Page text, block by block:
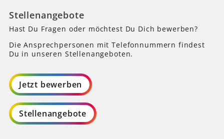
Stellenangebote
Hast Du Fragen oder möchtest Du Dich bewerben?
Die Ansprechpersonen mit Telefonnummern findest
Du in unseren Stellenangeboten.
Jetzt bewerben
Stellenangebote